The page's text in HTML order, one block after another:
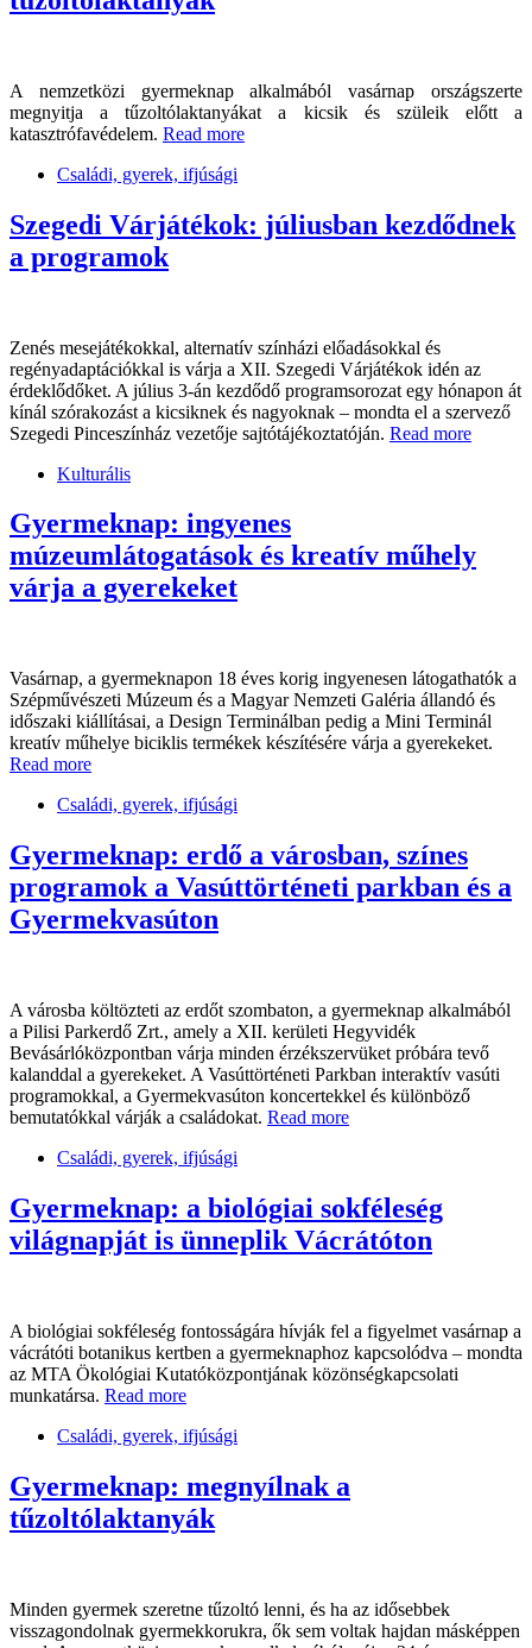
A nemzetközi gyermeknap alkalmából vasárnap országszerte
megnyitja a tűzoltólaktanyákat a kicsik és szüleik előtt a
katasztrófavédelem. Read more
Családi, gyerek, ifjúsági
Szegedi Várjátékok: júliusban kezdődnek
a programok
Zenés mesejátékokkal, alternatív színházi előadásokkal és
regényadaptációkkal is várja a XII. Szegedi Várjátékok idén az
érdeklődőket. A július 3-án kezdődő programsorozat egy hónapon át
kínál szórakozást a kicsiknek és nagyoknak – mondta el a szervező
Szegedi Pinceszínház vezetője sajtótájékoztatóján. Read more
Kulturális
Gyermeknap: ingyenes
múzeumlátogatások és kreatív műhely
várja a gyerekeket
Vasárnap, a gyermeknapon 18 éves korig ingyenesen látogathatók a
Szépművészeti Múzeum és a Magyar Nemzeti Galéria állandó és
időszaki kiállításai, a Design Terminálban pedig a Mini Terminál
kreatív műhelye biciklis termékek készítésére várja a gyerekeket.
Read more
Családi, gyerek, ifjúsági
Gyermeknap: erdő a városban, színes
programok a Vasúttörténeti parkban és a
Gyermekvasúton
A városba költözteti az erdőt szombaton, a gyermeknap alkalmából
a Pilisi Parkerdő Zrt., amely a XII. kerületi Hegyvidék
Bevásárlóközpontban várja minden érzékszervüket próbára tevő
kalanddal a gyerekeket. A Vasúttörténeti Parkban interaktív vasúti
programokkal, a Gyermekvasúton koncertekkel és különböző
bemutatókkal várják a családokat. Read more
Családi, gyerek, ifjúsági
Gyermeknap: a biológiai sokféleség
világnapját is ünneplik Vácrátóton
A biológiai sokféleség fontosságára hívják fel a figyelmet vasárnap a
vácrátóti botanikus kertben a gyermeknaphoz kapcsolódva – mondta
az MTA Ökológiai Kutatóközpontjának közönségkapcsolati
munkatársa. Read more
Családi, gyerek, ifjúsági
Gyermeknap: megnyílnak a
tűzoltólaktanyák
Minden gyermek szeretne tűzoltó lenni, és ha az idősebbek
visszagondolnak gyermekkorukra, ők sem voltak hajdan másképpen